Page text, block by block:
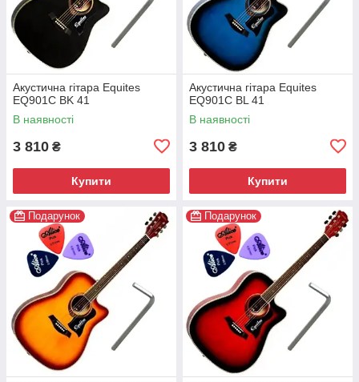
Акустична гітара Equites
EQ901C BK 41
В наявності
3 810 ₴
Купити
Акустична гітара Equites
EQ901C BL 41
В наявності
3 810 ₴
Купити
Подарунок Подарунок